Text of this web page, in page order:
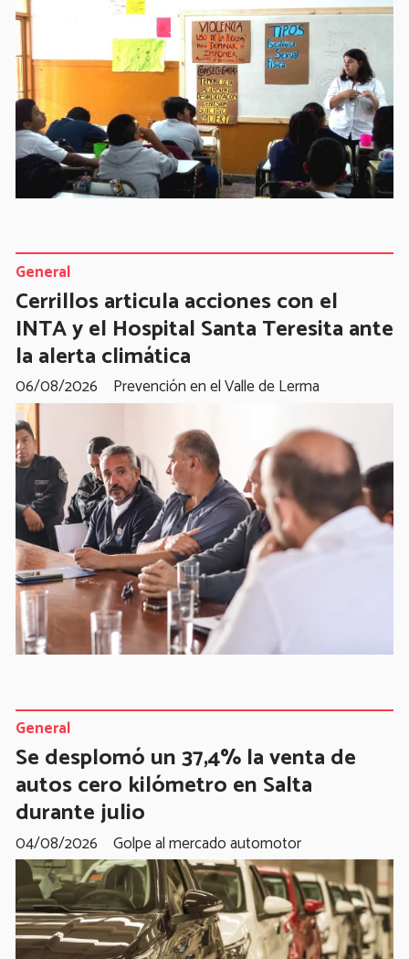
Cerrillos articula acciones con el
INTA y el Hospital Santa Teresita ante
la alerta climática
Prevención en el Valle de Lerma
General
06/08/2026
Se desplomó un 37,4% la venta de
autos cero kilómetro en Salta
durante julio
Golpe al mercado automotor
General
04/08/2026